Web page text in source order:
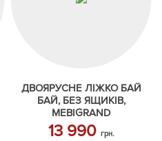
ДВОЯРУСНЕ ЛІЖКО БАЙ
БАЙ, БЕЗ ЯЩИКІВ,
MEBIGRAND
13 990 грн.